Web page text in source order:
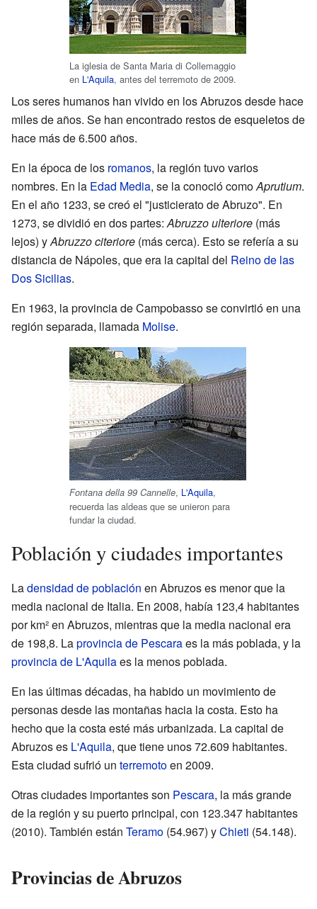
La iglesia de Santa Maria di Collemaggio
en L'Aquila, antes del terremoto de 2009.
Los seres humanos han vivido en los Abruzos desde hace
miles de años. Se han encontrado restos de esqueletos de
hace más de 6.500 años.
En la época de los romanos, la región tuvo varios
nombres. En la Edad Media, se la conoció comoAprutium.
En el año 1233, se creó el "justicierato de Abruzo". En
1273, se dividió en dos partes:Abruzzo ulteriore (más
lejos) yAbruzzo citeriore (más cerca). Esto se refería a su
distancia de Nápoles, que era la capital del Reino de las
Dos Sicilias.
En 1963, la provincia de Campobasso se convirtió en una
región separada, llamada Molise.
Fontana della 99 Cannelle, L'Aquila,
recuerda las aldeas que se unieron para
fundar la ciudad.
Población y ciudades importantes
Ladensidad de población en Abruzos es menor que la
media nacional de Italia. En 2008, había 123,4 habitantes
por km² en Abruzos, mientras que la media nacional era
de 198,8. Laprovincia de Pescaraes la más poblada, y la
provincia de L'Aquilaes la menos poblada.
En las últimas décadas, ha habido un movimiento de
personas desde las montañas hacia la costa. Esto ha
hecho que la costa esté más urbanizada. La capital de
Abruzos es L'Aquila, que tiene unos 72.609 habitantes.
Esta ciudad sufrió un terremotoen 2009.
Otras ciudades importantes son Pescara, la más grande
de la región y su puerto principal, con 123.347 habitantes
(2010). También están Teramo (54.967) yChieti (54.148).
Provincias de Abruzos